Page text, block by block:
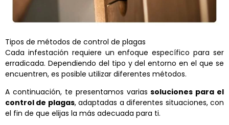
Tipos de métodos de control de plagas
Cada infestación requiere un enfoque específico para ser
erradicada. Dependiendo del tipo y del entorno en el que se
encuentren, es posible utilizar diferentes métodos.
A continuación, te presentamos varias soluciones para el
control de plagas, adaptadas a diferentes situaciones, con
el fin de que elijas la más adecuada para ti.